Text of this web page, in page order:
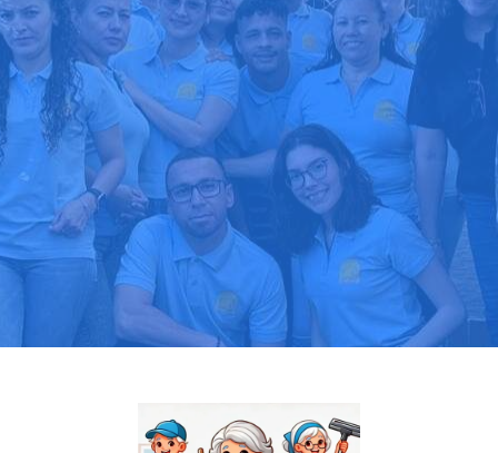
institución
Pide tu presupuesto gratis
Llama hoy: 919 03 52 24
Más de 1000 clientes confían en nosotros
⭐⭐⭐⭐⭐